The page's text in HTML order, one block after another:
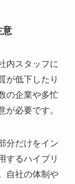
意
内スタッフに
が低下したり
の企業や多忙
が必要です。
分だけをイン
するハイブリ
自社の体制や